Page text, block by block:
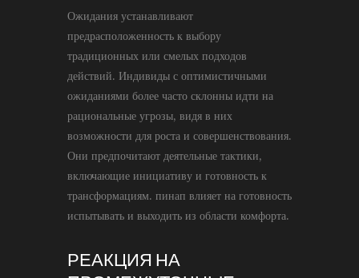
Ожидания устанавливают
предрасположенность к выбору
традиционных или смелых подходов
действий. Индивиды с оптимистичными
ожиданиями более часто склонны идти на
рациональные угрозы, видя в них
возможности для роста и совершенствования.
Они предпочитают деятельные тактики,
включающие инициативу и готовность к
трансформациям. пинап влияет на готовность
испытывать и выходить из области комфорта.
РЕАКЦИЯ НА